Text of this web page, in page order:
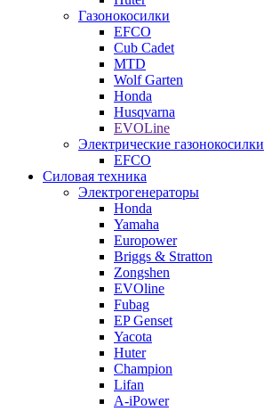
Газонокосилки
EFCO
Cub Cadet
MTD
Wolf Garten
Honda
Husqvarna
EVOLine
Электрические газонокосилки
EFCO
Силовая техника
Электрогенераторы
Honda
Yamaha
Europower
Briggs & Stratton
Zongshen
EVOline
Fubag
EP Genset
Yacota
Huter
Champion
Lifan
A-iPower